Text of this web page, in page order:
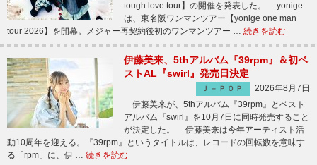
tough love tour】の開催を発表した。 yonige
は、東名阪ワンマンツアー【yonige one man
tour 2026】を開幕。メジャー再契約後初のワンマンツアー … 続きを読む
伊藤美来、5thアルバム『39rpm』＆初ベ
ストAL『swirl』発売日決定
Ｊ－ＰＯＰ
2026年8月7日
伊藤美来が、5thアルバム『39rpm』とベスト
アルバム『swirl』を10月7日に同時発売すること
が決定した。 伊藤美来は今年アーティスト活
動10周年を迎える。『39rpm』というタイトルは、レコードの回転数を意味す
る「rpm」に、伊 … 続きを読む